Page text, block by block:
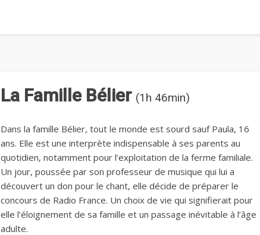
La Famille Bélier (1h 46min)
Dans la famille Bélier, tout le monde est sourd sauf Paula, 16
ans. Elle est une interprète indispensable à ses parents au
quotidien, notamment pour l’exploitation de la ferme familiale.
Un jour, poussée par son professeur de musique qui lui a
découvert un don pour le chant, elle décide de préparer le
concours de Radio France. Un choix de vie qui signifierait pour
elle l’éloignement de sa famille et un passage inévitable à l’âge
adulte.